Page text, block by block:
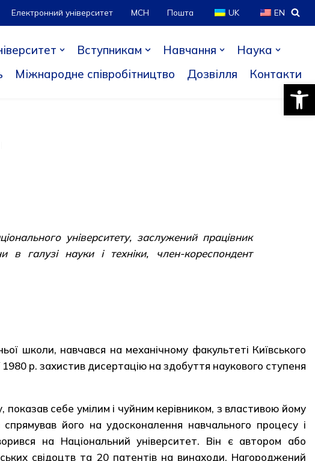
Електронний університет МСН Пошта UK EN
Вступникам Навчання
Наука
Міжнародне співробітництво Дозвілля Контакти
університету, заслужений працівник
в галузі науки і техніки, член-кореспондент
школи, навчався на механічному факультеті Київського
1980 р. захистив дисертацію на здобуття наукового ступеня
себе умілим і чуйним керівником, з властивою йому
його на удосконалення навчального процесу і
на Національний університет. Він є автором або
свідоцтв та 20 патентів на винаходи. Нагороджений